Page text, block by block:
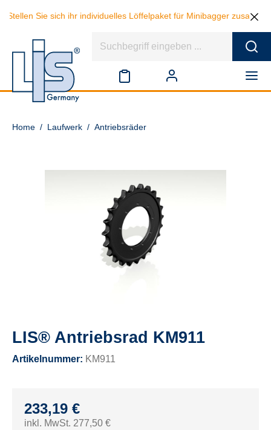
Sie sich ihr individuelles Löffelpaket für Minibagger
Home / Laufwerk / Antriebsräder
LIS® Antriebsrad KM911
Artikelnummer: KM911
233,19 €
inkl. MwSt. 277,50 €